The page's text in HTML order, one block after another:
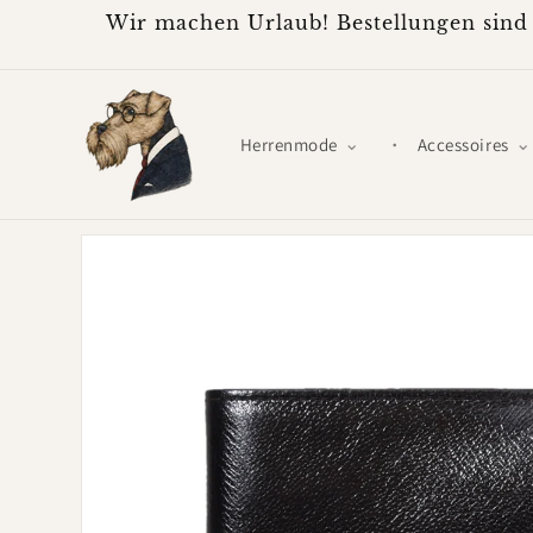
Wir machen Urlaub! Bestellungen
Herrenmode Accessoires
Zu